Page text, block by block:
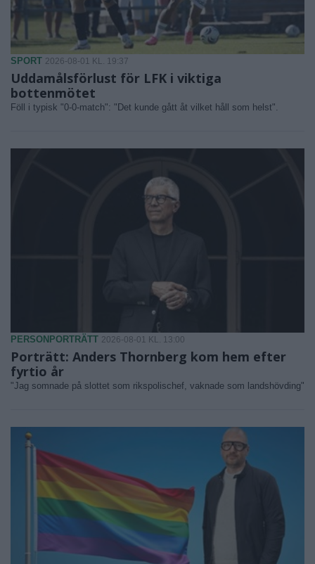
SPORT 2026-08-01 KL. 19:37
Uddamålsförlust för LFK i viktiga
bottenmötet
Föll i typisk "0-0-match": "Det kunde gått åt vilket håll som helst".
PERSONPORTRÄTT 2026-08-01 KL. 13:00
Porträtt: Anders Thornberg kom hem efter
fyrtio år
"Jag somnade på slottet som rikspolischef, vaknade som landshövding"